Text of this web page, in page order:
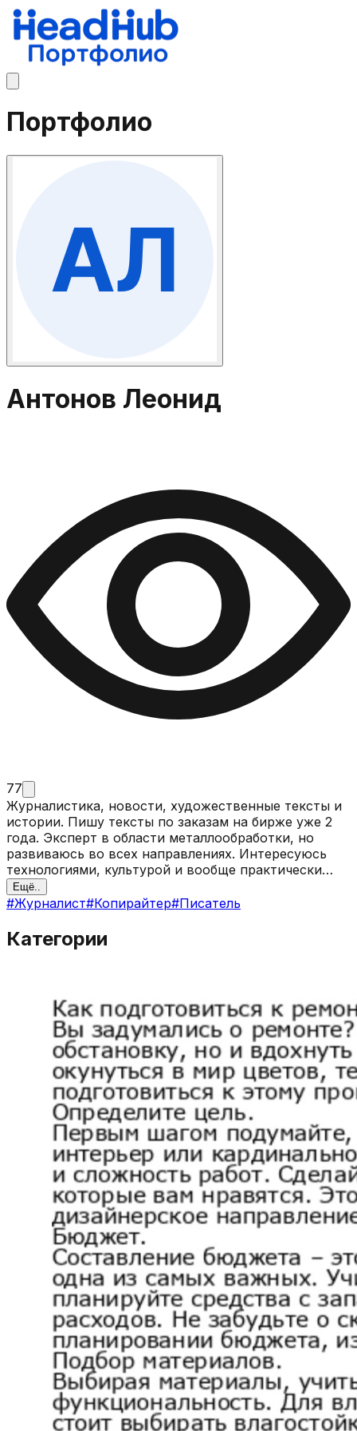
Портфолио
Антонов Леонид
77
Журналистика, новости, художественные тексты и
истории. Пишу тексты по заказам на бирже уже 2
года. Эксперт в области металлообработки, но
развиваюсь во всех направлениях. Интересуюсь
технологиями, культурой и вообще практически
всем. Телеграмм для связи - @G3ntlleman
Ещё..
#Журналист#Копирайтер#Писатель
Категории